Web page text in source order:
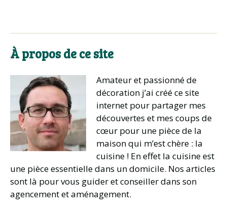
À propos de ce site
Amateur et passionné de
décoration j’ai créé ce site
internet pour partager mes
découvertes et mes coups de
cœur pour une pièce de la
maison qui m’est chère : la
cuisine ! En effet la cuisine est
une pièce essentielle dans un domicile. Nos articles
sont là pour vous guider et conseiller dans son
agencement et aménagement.